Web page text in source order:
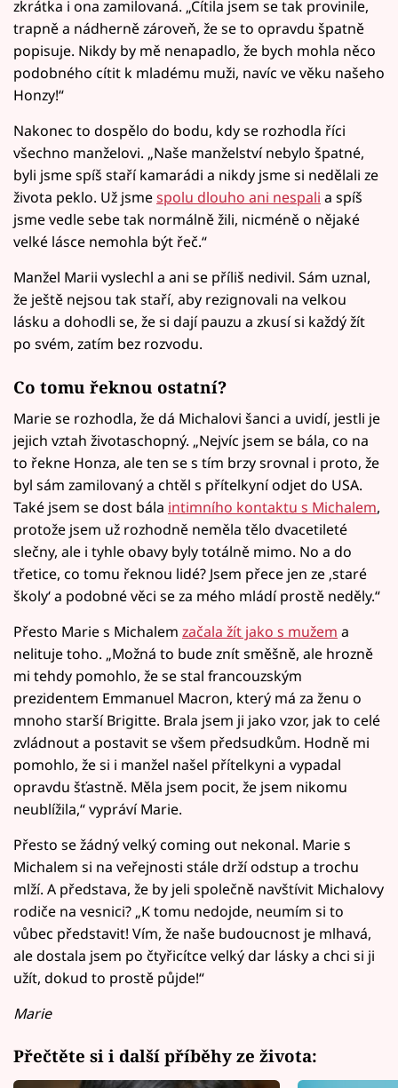
zkrátka i ona zamilovaná. „Cítila jsem se tak provinile,
trapně a nádherně zároveň, že se to opravdu špatně
popisuje. Nikdy by mě nenapadlo, že bych mohla něco
podobného cítit k mladému muži, navíc ve věku našeho
Honzy!“
Nakonec to dospělo do bodu, kdy se rozhodla říci
všechno manželovi. „Naše manželství nebylo špatné,
byli jsme spíš staří kamarádi a nikdy jsme si nedělali ze
života peklo. Už jsmespolu dlouho ani nespali a spíš
jsme vedle sebe tak normálně žili, nicméně o nějaké
velké lásce nemohla být řeč.“
Manžel Marii vyslechl a ani se příliš nedivil. Sám uznal,
že ještě nejsou tak staří, aby rezignovali na velkou
lásku a dohodli se, že si dají pauzu a zkusí si každý žít
po svém, zatím bez rozvodu.
Co tomu řeknou ostatní?
Marie se rozhodla, že dá Michalovi šanci a uvidí, jestli je
jejich vztah životaschopný. „Nejvíc jsem se bála, co na
to řekne Honza, ale ten se s tím brzy srovnal i proto, že
byl sám zamilovaný a chtěl s přítelkyní odjet do USA.
Také jsem se dost bála intimního kontaktu s Michalem,
protože jsem už rozhodně neměla tělo dvacetileté
slečny, ale i tyhle obavy byly totálně mimo. No a do
třetice, co tomu řeknou lidé? Jsem přece jen ze ‚staré
školy‘ a podobné věci se za mého mládí prostě neděly.“
Přesto Marie s Michalem začala žít jako s mužem a
nelituje toho. „Možná to bude znít směšně, ale hrozně
mi tehdy pomohlo, že se stal francouzským
prezidentem Emmanuel Macron, který má za ženu o
mnoho starší Brigitte. Brala jsem ji jako vzor, jak to celé
zvládnout a postavit se všem předsudkům. Hodně mi
pomohlo, že si i manžel našel přítelkyni a vypadal
opravdu šťastně. Měla jsem pocit, že jsem nikomu
neublížila,“ vypráví Marie.
Přesto se žádný velký coming out nekonal. Marie s
Michalem si na veřejnosti stále drží odstup a trochu
mlží. A představa, že by jeli společně navštívit Michalovy
rodiče na vesnici? „K tomu nedojde, neumím si to
vůbec představit! Vím, že naše budoucnost je mlhavá,
ale dostala jsem po čtyřicítce velký dar lásky a chci si ji
užít, dokud to prostě půjde!“
Marie
Přečtěte si i další příběhy ze života: